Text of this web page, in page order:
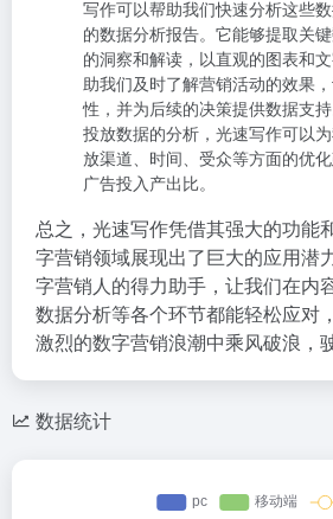
写作可以帮助我们快速分析这些
的数据分析报告。它能够提取关
的洞察和解读，以直观的图表和
助我们及时了解营销活动的效果
性，并为后续的决策提供数据支
投放数据的分析，光速写作可以
放渠道、时间、受众等方面的优
广告投入产出比。
总之，光速写作凭借其强大的功能
字营销领域展现出了巨大的应用潜
字营销人的得力助手，让我们在内
数据分析等各个环节都能轻松应对
激烈的数字营销浪潮中乘风破浪，
数据统计